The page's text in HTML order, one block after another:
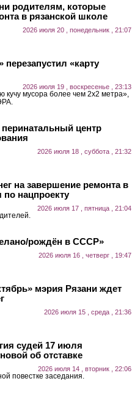
родителям, которые
в рязанской школе
2026 июля 20 , понедельник , 21:07
«карту
2026 июля 19 , воскресенье , 23:13
кучу мусора более чем 2х2 метра»,
центр
2026 июля 18 , суббота , 21:32
на завершение ремонта в
нацпроекту
2026 июля 17 , пятница , 21:04
рождён в СССР»
2026 июля 16 , четверг , 19:47
мэрия Рязани ждет
2026 июля 15 , среда , 21:36
судей 17 июля
об отставке
2026 июля 14 , вторник , 22:06
повестке заседания.